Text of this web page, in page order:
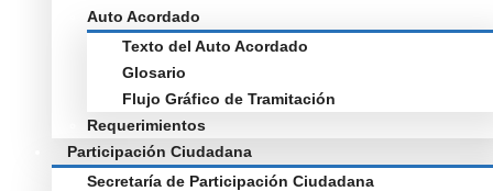
Auto Acordado
Texto del Auto Acordado
Glosario
Flujo Gráfico de Tramitación
Requerimientos
Participación Ciudadana
Secretaría de Participación Ciudadana